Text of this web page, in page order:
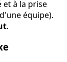
et à la prise
équipe).
.